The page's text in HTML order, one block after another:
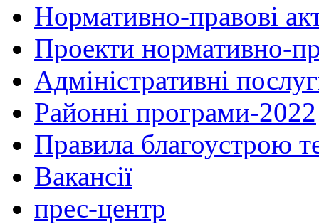
Нормативно-правові
Проекти нормативно-
Адміністративні
Районні програми-2022
Правила благоустрою
Вакансії
прес-центр